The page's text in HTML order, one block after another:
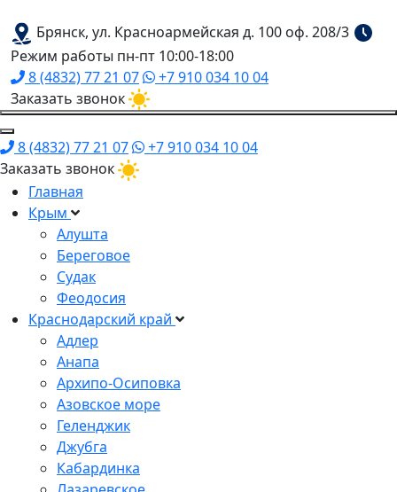
Брянск, ул. Красноармейская д. 100 оф. 208/3
Режим работы пн-пт 10:00-18:00
8 (4832) 77 21 07
+7 910 034 10 04
Заказать звонок
8 (4832) 77 21 07
+7 910 034 10 04
Заказать звонок
Главная
Крым
Алушта
Береговое
Судак
Феодосия
Краснодарский край
Адлер
Анапа
Архипо-Осиповка
Азовское море
Геленджик
Джубга
Кабардинка